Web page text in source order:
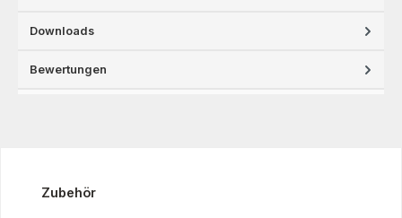
Downloads
Bewertungen
Produktgalerie überspringen
Zubehör